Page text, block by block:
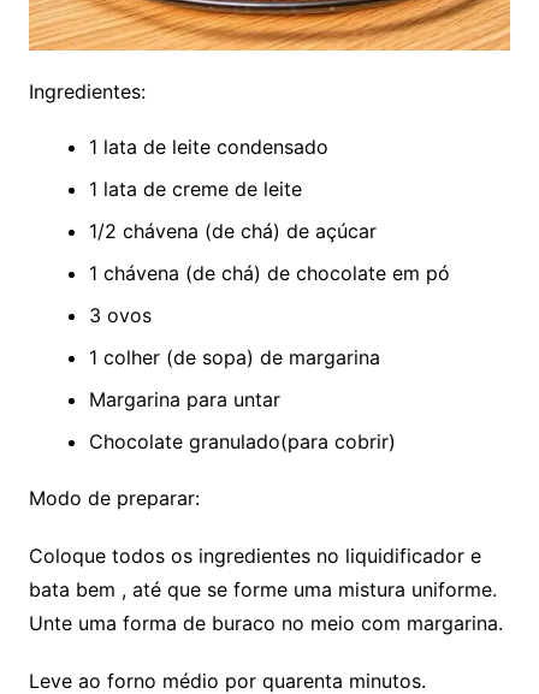
Ingredientes:
1 lata de leite condensado
1 lata de creme de leite
1/2 chávena (de chá) de açúcar
1 chávena (de chá) de chocolate em pó
3 ovos
1 colher (de sopa) de margarina
Margarina para untar
Chocolate granulado(para cobrir)
Modo de preparar:
Coloque todos os ingredientes no liquidificador e
bata bem , até que se forme uma mistura uniforme.
Unte uma forma de buraco no meio com margarina.
Leve ao forno médio por quarenta minutos.